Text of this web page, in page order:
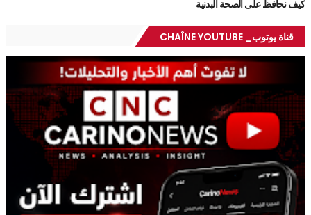
كيف نحافظ على الصحة البدنية
قناة يوتوب_ CHAÎNE YOUTUBE